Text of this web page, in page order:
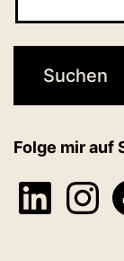
Folge mir auf
LinkedIn